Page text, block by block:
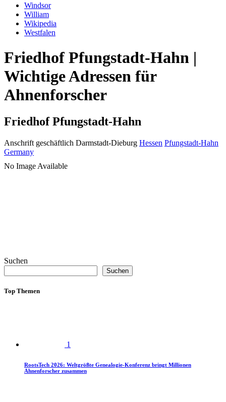
Windsor
William
Wikipedia
Westfalen
Friedhof Pfungstadt-Hahn |
Wichtige Adressen für
Ahnenforscher
Friedhof Pfungstadt-Hahn
Anschrift geschäftlich Darmstadt-Dieburg Hessen Pfungstadt-Hahn
Germany
No Image Available
Suchen
Suchen
Top Themen
1
RootsTech 2026: Weltgrößte Genealogie-Konferenz bringt Millionen
Ahnenforscher zusammen